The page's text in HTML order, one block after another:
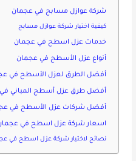
شركة عوازل مسابح في عجمان
كيفية اختيار شركة عوازل مسابح
خدمات عزل اسطح في عجمان
أنواع عزل الأسطح في عجمان
أفضل الطرق لعزل الأسطح في
أفضل طرق عزل أسطح المباني
أفضل شركات عزل الأسطح في
اسعار شركة عزل اسطح في
نصائح لاختيار شركة عزل اسطح في